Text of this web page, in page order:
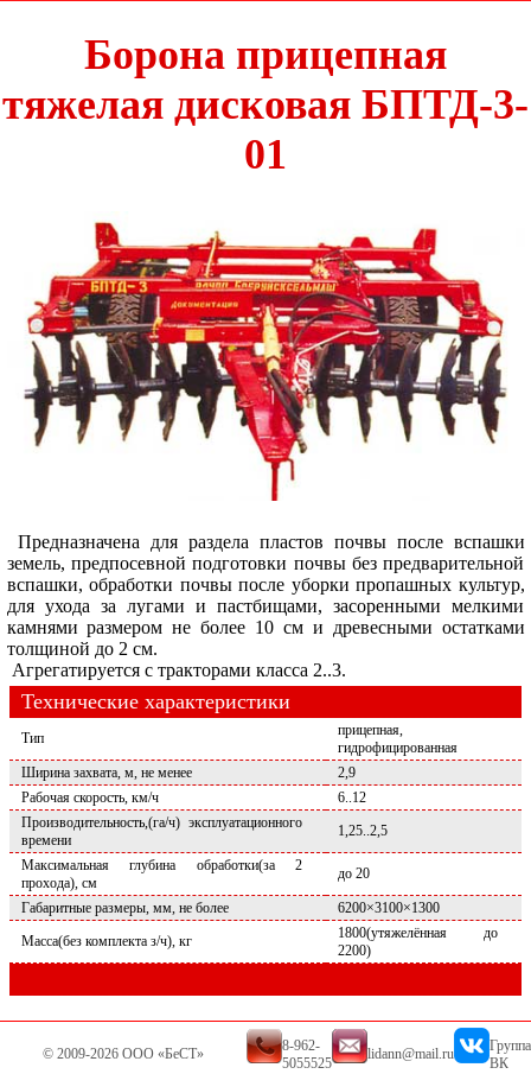
Борона прицепная
тяжелая дисковая БПТД-3-
01
Предназначена для раздела пластов почвы после вспашки
земель, предпосевной подготовки почвы без предварительной
вспашки, обработки почвы после уборки пропашных культур,
для ухода за лугами и пастбищами, засоренными мелкими
камнями размером не более 10 см и древесными остатками
толщиной до 2 см.
Агрегатируется с тракторами класса 2..3.
Технические характеристики
Тип
прицепная,
гидрофицированная
Ширина захвата, м, не менее
2,9
Рабочая скорость, км/ч
6..12
Производительность,(га/ч) эксплуатационного
времени
1,25..2,5
Максимальная глубина обработки(за 2
прохода), см
до 20
Габаритные размеры, мм, не более
6200×3100×1300
Масса(без комплекта з/ч), кг
1800(утяжелённая до
2200)
© 2009-2026 ООО «БеСТ»
8-962-
5055525
lidann@mail.ru
Группа
ВК